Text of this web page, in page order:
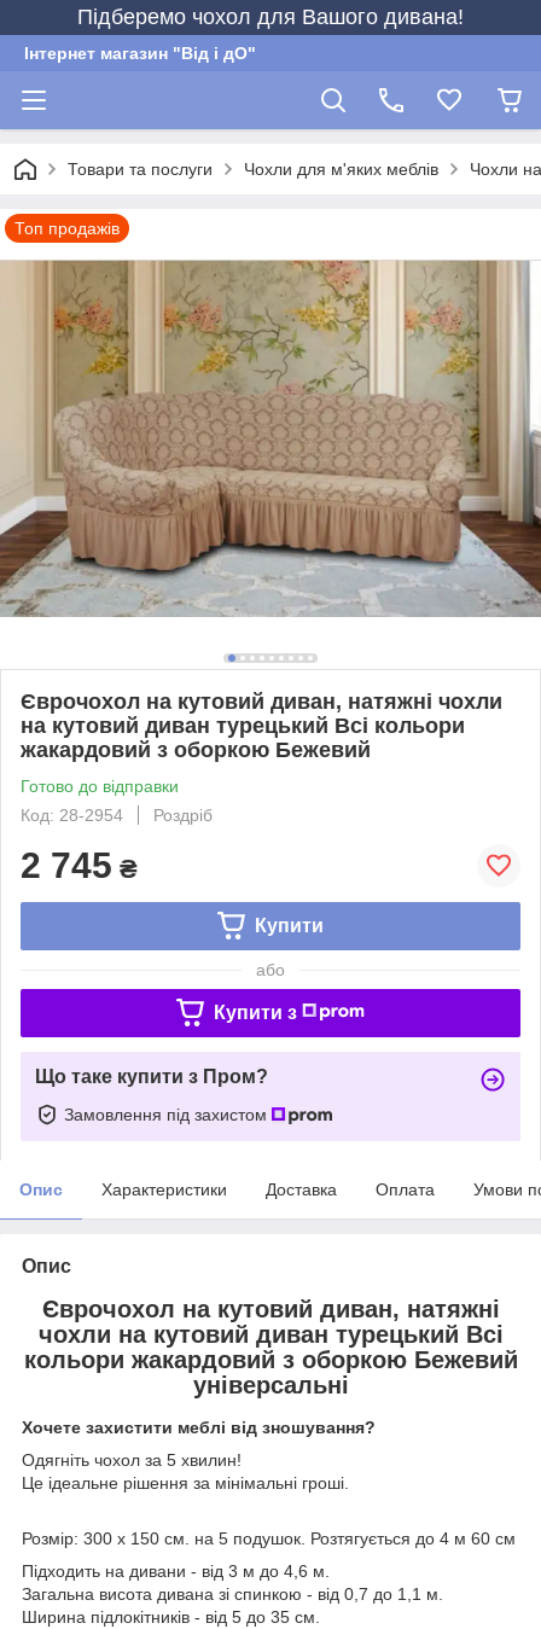
Підберемо чохол для Вашого дивана!
Інтернет магазин "Від і дО"
Товари та послуги Чохли для м'яких меблів Чохли
Топ продажів
Єврочохол на кутовий диван, натяжні чохли
на кутовий диван турецький Всі кольори
жакардовий з оборкою Бежевий
Готово до відправки
Код: 28-2954
Роздріб
2 745 ₴
Купити
або
Купити з
Що таке купити з Пром?
Замовлення під захистом
Опис Характеристики Доставка Оплата Умови
Опис
Єврочохол на кутовий диван, натяжні
чохли на кутовий диван турецький Всі
кольори жакардовий з оборкою Бежевий
універсальні
Хочете захистити меблі від зношування?
Одягніть чохол за 5 хвилин!
Це ідеальне рішення за мінімальні гроші.
Розмір: 300 х 150 см. на 5 подушок. Розтягується до 4 м 60 см
Підходить на дивани - від 3 м до 4,6 м.
Загальна висота дивана зі спинкою - від 0,7 до 1,1 м.
Ширина підлокітників - від 5 до 35 см.